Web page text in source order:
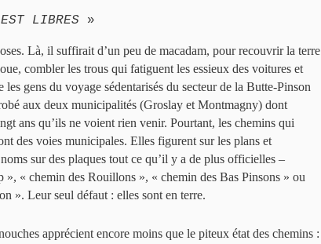
EST LIBRES »
Là, il suffirait d’un peu de macadam, pour recouvrir la terre
combler les trous qui fatiguent les essieux des voitures et
gens du voyage sédentarisés du secteur de la Butte-Pinson
aux deux municipalités (Groslay et Montmagny) dont
ans qu’ils ne voient rien venir. Pourtant, les chemins qui
des voies municipales. Elles figurent sur les plans et
sur des plaques tout ce qu’il y a de plus officielles –
», « chemin des Rouillons », « chemin des Bas Pinsons » ou
». Leur seul défaut : elles sont en terre.
apprécient encore moins que le piteux état des chemins :